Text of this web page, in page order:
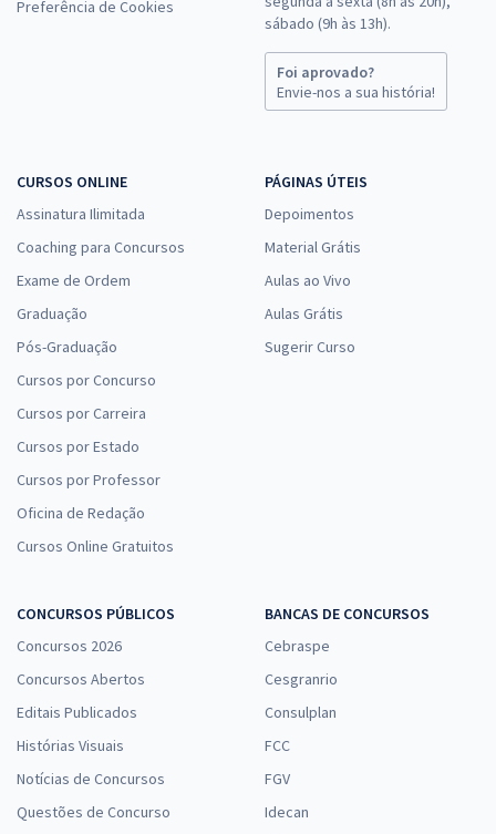
Preferência de Cookies
sábado (9h às 13h).
Foi aprovado?
Envie-nos a sua história!
CURSOS ONLINE
Assinatura Ilimitada
Coaching para Concursos
Exame de Ordem
Graduação
Pós-Graduação
Cursos por Concurso
Cursos por Carreira
Cursos por Estado
Cursos por Professor
Oficina de Redação
Cursos Online Gratuitos
PÁGINAS ÚTEIS
Depoimentos
Material Grátis
Aulas ao Vivo
Aulas Grátis
Sugerir Curso
CONCURSOS PÚBLICOS
Concursos 2026
Concursos Abertos
Editais Publicados
Histórias Visuais
Notícias de Concursos
Questões de Concurso
BANCAS DE CONCURSOS
Cebraspe
Cesgranrio
Consulplan
FCC
FGV
Idecan